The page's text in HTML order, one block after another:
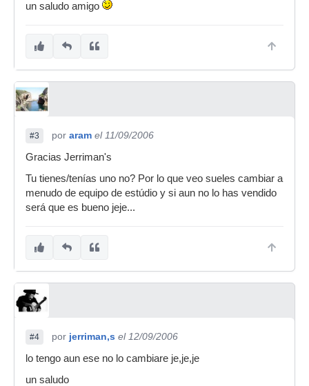
un saludo amigo
#3 por aram el 11/09/2006
Gracias Jerriman's
Tu tienes/tenías uno no? Por lo que veo sueles cambiar a
menudo de equipo de estúdio y si aun no lo has vendido
será que es bueno jeje...
#4 por jerriman,s el 12/09/2006
lo tengo aun ese no lo cambiare je,je,je
un saludo